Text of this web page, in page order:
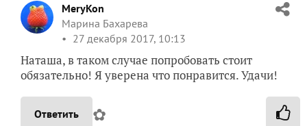
MeryKon
Марина Бахарева
27 декабря 2017, 10:13
Наташа, в таком случае попробовать стоит
обязательно! Я уверена что понравится. Удачи!
Ответить ✿